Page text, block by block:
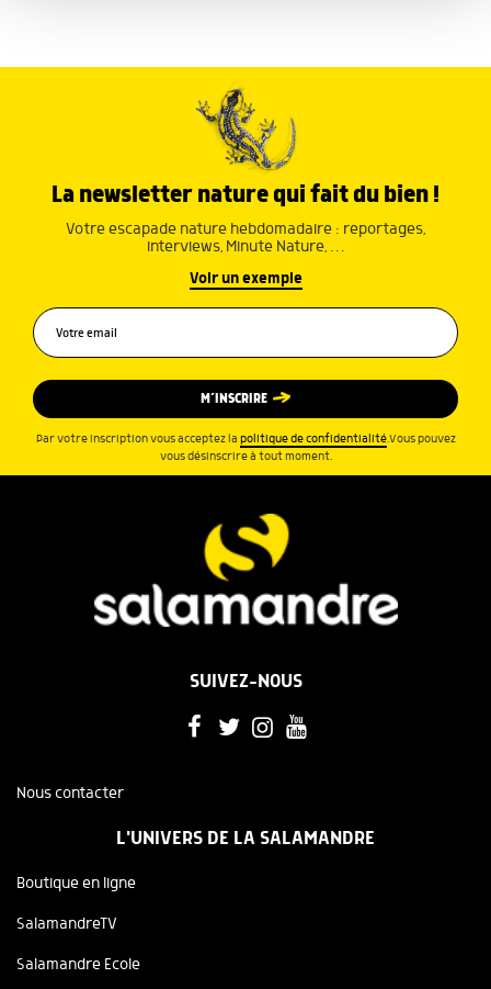
La newsletter nature qui fait du bien !
Votre escapade nature hebdomadaire : reportages,
interviews, Minute Nature, …
Voir un exemple
M’INSCRIRE
Par votre inscription vous acceptez la politique de confidentialité.Vous pouvez
vous désinscrire à tout moment.
SUIVEZ-NOUS
Nous contacter
L'UNIVERS DE LA SALAMANDRE
Boutique en ligne
SalamandreTV
Salamandre Ecole